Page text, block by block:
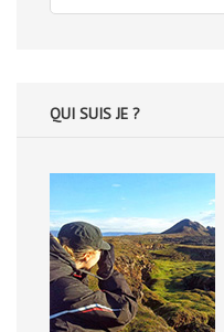
pour
QUI SUIS JE ?